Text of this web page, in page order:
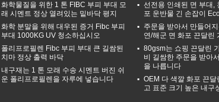
화학물질을 위한 1 톤 FIBC 부피 부대 모
래 시멘트 정상 열려있는 밑바닥 평지
화학 분말을 위해 대우된 증거 Fibc 부피
부대 1000KG UV 청소하십시오
폴리프로필렌 Fibc 부피 부대 큰 길쌈된
치마 정상 출력 바닥
내구재는 1 톤 모래 수송 시멘트 버진 쉬
운 폴리프로필렌을 자루에 넣습니다
선전용 인쇄된 면 부대,
포 운반물 긴 손잡이
주문을 받아서 만들어
연/해군 면 화포 끈달린
80gsm는 쇼핑 끈달린
비 길쌈한 주문을 받아
을 나릅니다
OEM 다 색깔 화포 끈달
고 표준 크기 높은 내구